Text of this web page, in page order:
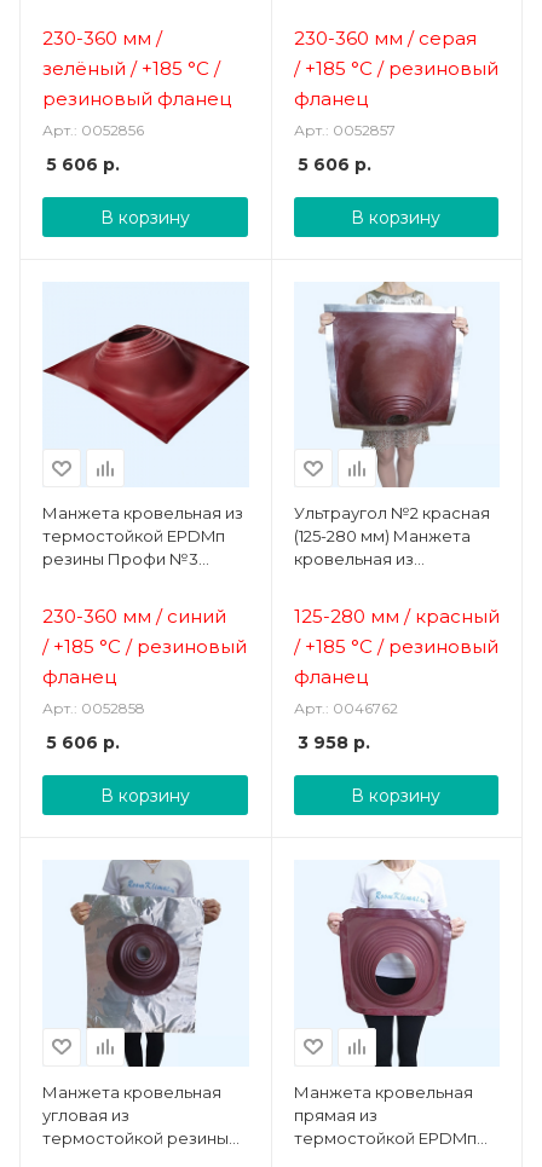
230-360 мм /
зелёный / +185 °C /
резиновый фланец
Арт.: 0052856
5 606 р.
В корзину
230-360 мм / серая
/ +185 °C / резиновый
фланец
Арт.: 0052857
5 606 р.
В корзину
Манжета кровельная из
термостойкой EPDMп
резины Профи №3
230-360 мм / синий
/ +185 °C / резиновый
фланец
Арт.: 0052858
5 606 р.
В корзину
Ультраугол №2 красная
(125-280 мм) Манжета
кровельная из
125-280 мм / красный
/ +185 °C / резиновый
фланец
Арт.: 0046762
3 958р.
В корзину
Манжета кровельная
угловая из
термостойкой резины
Манжета кровельная
прямая из
термостойкой EPDMп